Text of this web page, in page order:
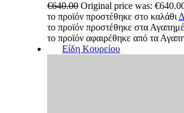
€640.00 Original price was:
το προϊόν προστέθηκε στο καλάθι
το προϊόν προστέθηκε στα
το προϊόν αφαιρέθηκε από τα
Είδη Κουρείου